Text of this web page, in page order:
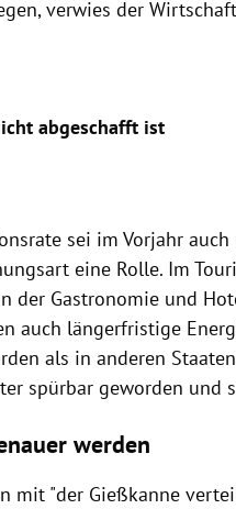
verwies der
abgeschafft ist
sei im Vorjahr
eine Rolle. Im
der Gastronomie und
auch längerfristige
als in anderen
spürbar geworden und
werden
mit "der Gießkanne